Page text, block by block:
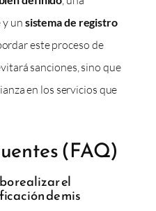
y un sistema de registro
este proceso de
sanciones, sino que
en los servicios que
(FAQ)
realizar el
de mis